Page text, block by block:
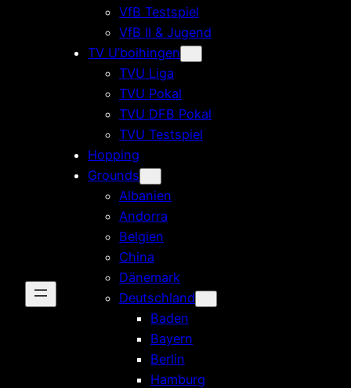
VfB Testspiel
VfB II & Jugend
TV U’boihingen
TVU Liga
TVU Pokal
TVU DFB Pokal
TVU Testspiel
Hopping
Grounds
Albanien
Andorra
Belgien
China
Dänemark
Deutschland
Baden
Bayern
Berlin
Hamburg